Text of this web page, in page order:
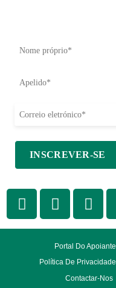
Portal Do Apoiante
Política De Privacidade
Contactar-Nos